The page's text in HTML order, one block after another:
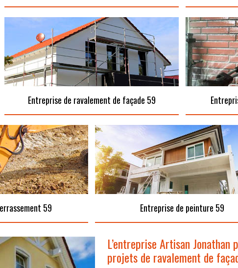
Entreprise de ravalement de façade 59
59 Entreprise de peinture 59
L’entreprise Artisan
projets de ravalement de